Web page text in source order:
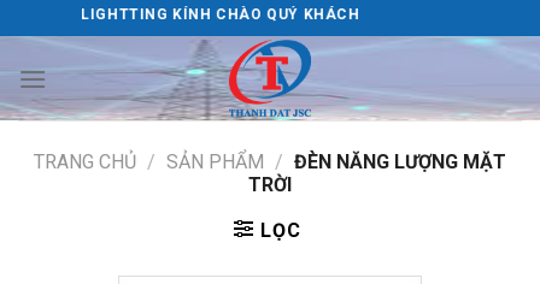
to
content
ĐẠT LIGHTTING KÍNH CHÀO QUÝ KHÁCH
TRANG CHỦ / SẢN PHẨM / ĐÈN NĂNG LƯỢNG MẶT
TRỜI
LỌC